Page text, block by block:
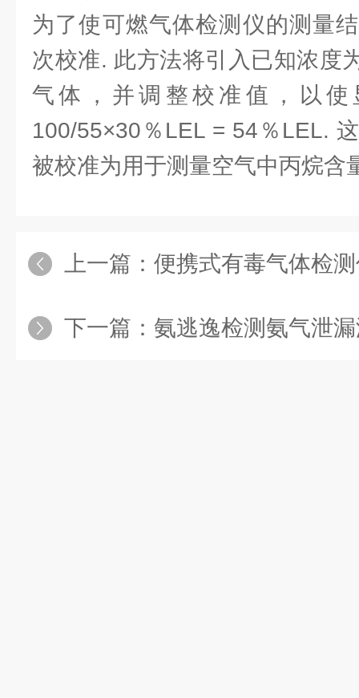
为了使可燃气体检测仪的测量
次校准. 此方法将引入已知浓度
气体，并调整校准值，以
100/55×30％LEL = 54％LEL.
被校准为用于测量空气中丙烷含
上一篇： 便携式有毒气体检
下一篇： 氨逃逸检测氨气泄